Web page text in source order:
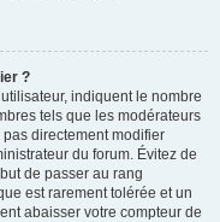
?
indiquent le nombre
tels que les modérateurs
directement modifier
du forum. Évitez de
de passer au rang
est rarement tolérée et un
abaisser votre compteur de